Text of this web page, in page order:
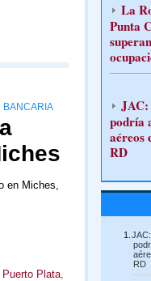
BANCARIA
en Miches,
Puerto Plata,
La
Punta
JAC:
podría
aéreos
RD
RD